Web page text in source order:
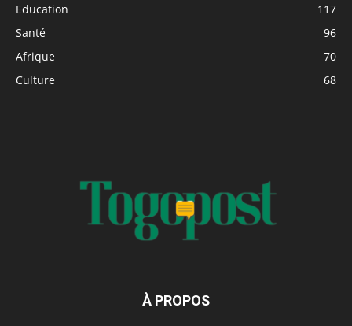
Education
117
Santé
96
Afrique
70
Culture
68
À PROPOS